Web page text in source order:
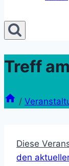
Treff
/
Diese
den